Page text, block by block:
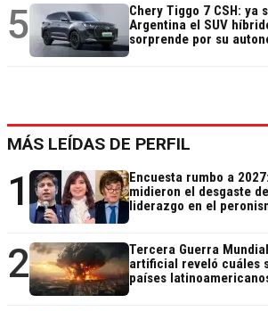
5
Chery Tiggo 7 CSH: ya
Argentina el SUV
sorprende por su
MÁS LEÍDAS DE PERFIL
1
Encuesta rumbo a
midieron el desgaste
liderazgo en el
2
Tercera Guerra
artificial reveló cuáles
países